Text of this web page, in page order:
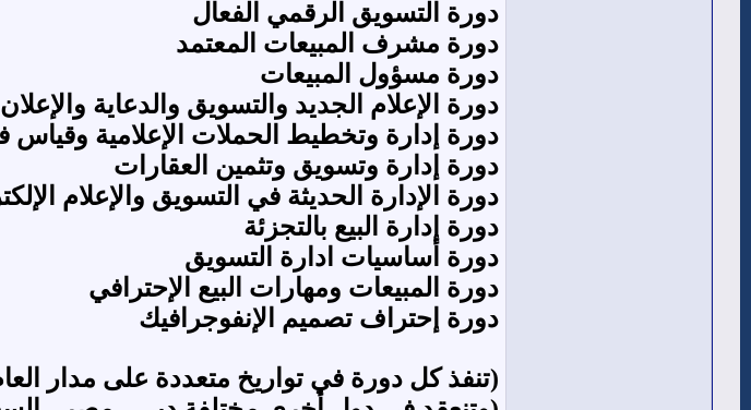
دورة التسويق الرقمي الفعال
دورة مشرف المبيعات المعتمد
دورة مسؤول المبيعات
دورة الإعلام الجديد والتسويق والدعاية
دورة إدارة وتخطيط الحملات الإعلامية وقياس
دورة إدارة وتسويق وتثمين العقارات
دورة الإدارة الحديثة في التسويق والإعلام
دورة إدارة البيع بالتجزئة
دورة أساسيات ادارة التسويق
دورة المبيعات ومهارات البيع الإحترافي
دورة إحتراف تصميم الإنفوجرافيك
(تنفذ كل دورة في تواريخ متعددة على مدار